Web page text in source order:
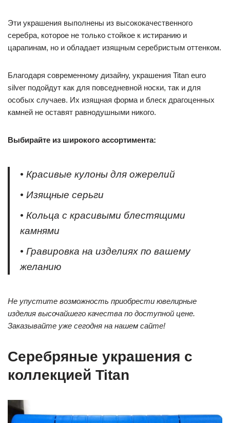
Эти украшения выполнены из высококачественного
серебра, которое не только стойкое к истиранию и
царапинам, но и обладает изящным серебристым оттенком.
Благодаря современному дизайну, украшения Titan euro
silver подойдут как для повседневной носки, так и для
особых случаев. Их изящная форма и блеск драгоценных
камней не оставят равнодушными никого.
Выбирайте из широкого ассортимента:
• Красивые кулоны для ожерелий
• Изящные серьги
• Кольца с красивыми блестящими
камнями
• Гравировка на изделиях по вашему
желанию
Не упустите возможность приобрести ювелирные
изделия высочайшего качества по доступной цене.
Заказывайте уже сегодня на нашем сайте!
Серебряные украшения с
коллекцией Titan